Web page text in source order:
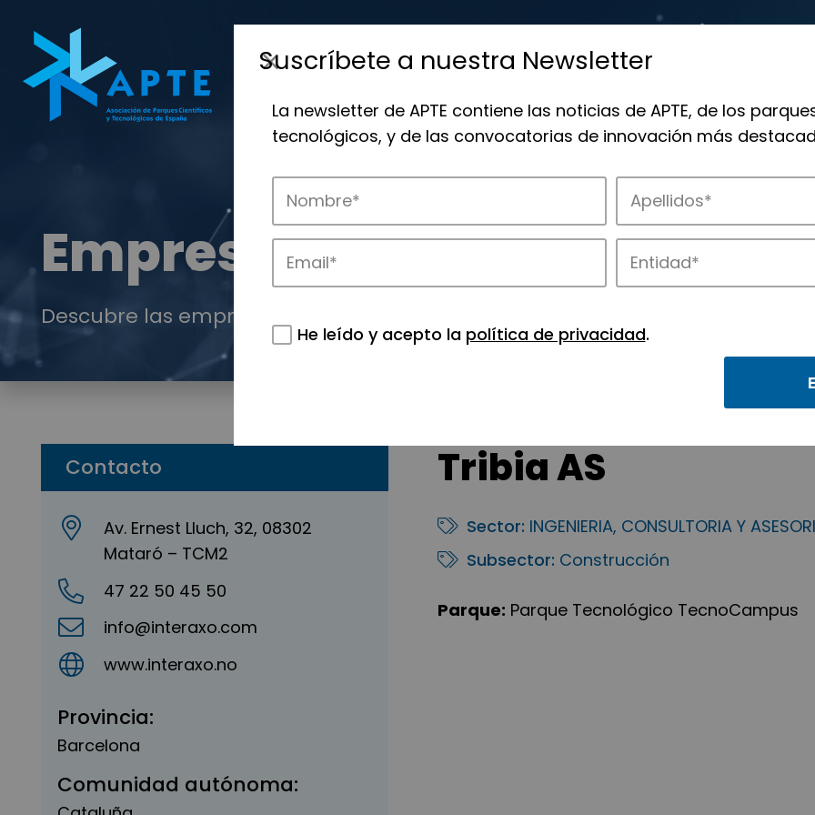
Empresas
Descubre las empresas que impulsan la innovación en los parques de APTE.
Contacto
Av. Ernest Lluch, 32, 08302
Mataró – TCM2
47 22 50 45 50
info@interaxo.com
www.interaxo.no
Provincia:
Barcelona
Comunidad autónoma:
Tribia AS
Sector: INGENIERIA, CONSULTORIA Y
Subsector: Construcción
Parque: Parque Tecnológico TecnoCampus
Suscríbete a nuestra Newsletter
La newsletter de APTE contiene las noticias de APTE, de los
tecnológicos, y de las convocatorias de innovación más
He leído y acepto la política de privacidad.